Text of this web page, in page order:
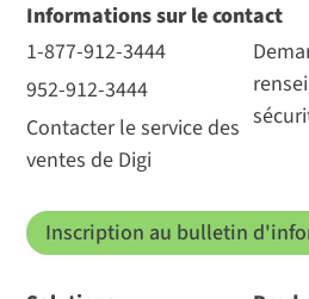
Informations sur le contact
1-877-912-3444
952-912-3444
Contacter le service des
ventes de Digi
Inscription au bulletin